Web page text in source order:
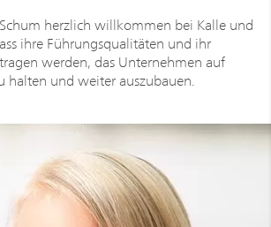
herzlich willkommen bei Kalle und
ihre Führungsqualitäten und ihr
werden, das Unternehmen auf
halten und weiter auszubauen.